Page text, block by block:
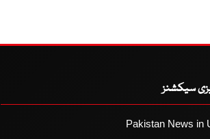
سیکشنز
Pakistan News in